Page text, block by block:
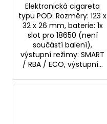
Elektronická cigareta
typu POD. Rozměry: 123 x
32 x 26 mm, baterie: 1x
slot pro 18650 (není
součástí balení),
výstupní režimy: SMART
/ RBA / ECO, výstupní...